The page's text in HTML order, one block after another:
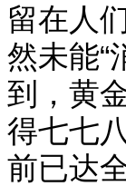
留在人
然未能“
到，黄
得七七
前已达